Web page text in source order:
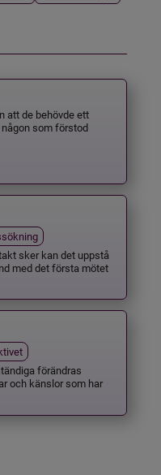
att de behövde ett
som förstod
sker kan det uppstå
med det första mötet
förändras
och känslor som har